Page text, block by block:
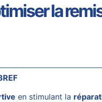
la
en stimulant la